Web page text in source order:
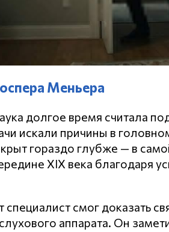
Меньера
долгое время считала
искали причины в
гораздо глубже — в
XIX века благодаря
специалист смог доказать
аппарата. Он